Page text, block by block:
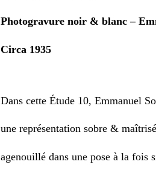
Photogravure noir & blanc –
Circa 1935
Dans cette Étude 10, Emmanuel
une représentation sobre &
agenouillé dans une pose à la fois